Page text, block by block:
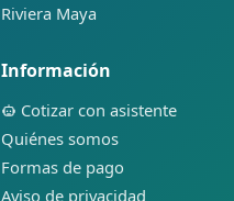
Riviera Maya
Información
Cotizar con asistente
Quiénes somos
Formas de pago
Aviso de privacidad